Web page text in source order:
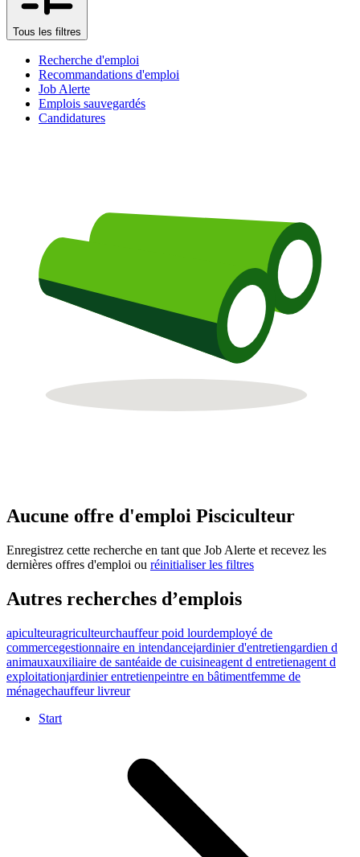
Tous les filtres
Recherche d'emploi
Recommandations d'emploi
Job Alerte
Emplois sauvegardés
Candidatures
Aucune offre d'emploi Pisciculteur
Enregistrez cette recherche en tant que Job Alerte et recevez les
dernières offres d'emploi ou réinitialiser les filtres
Autres recherches d’emplois
apiculteuragriculteurchauffeur poid lourdemployé de
commercegestionnaire en intendancejardinier d'entretiengardien d
animauxauxiliaire de santéaide de cuisineagent d entretienagent d
exploitationjardinier entretienpeintre en bâtimentfemme de
ménagechauffeur livreur
Start